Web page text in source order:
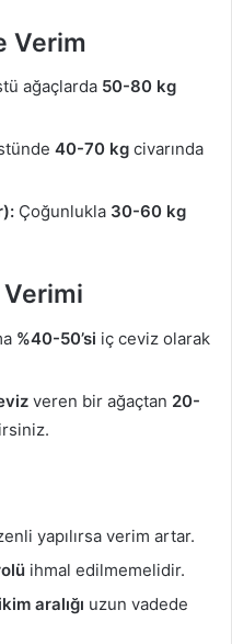
Verim
ağaçlarda 50-80 kg
40-70 kg civarında
Çoğunlukla 30-60 kg
%40-50’si iç ceviz olarak
veren bir ağaçtan 20-
yapılırsa verim artar.
ihmal edilmemelidir.
aralığı uzun vadede